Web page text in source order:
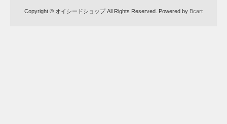
Copyright © オイシードショップ All Rights Reserved. Powered by Bcart